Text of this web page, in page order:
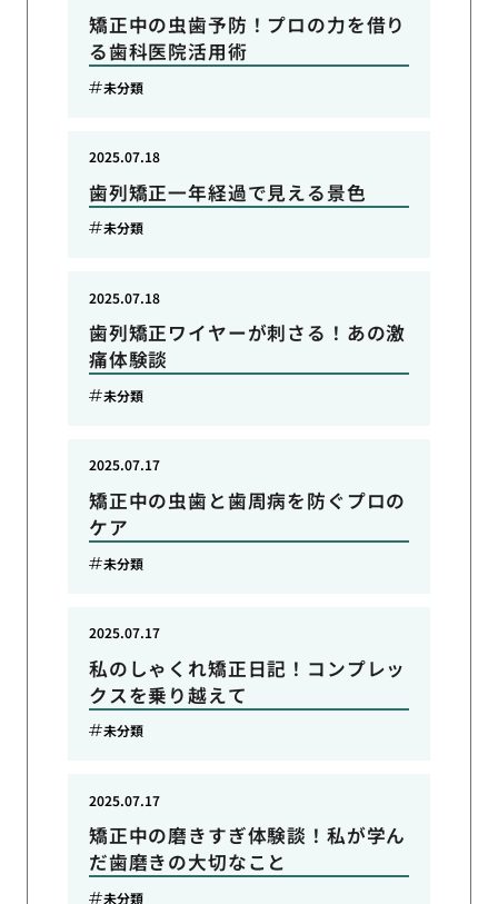
矯正中の虫歯予防！プロの力を借り
る歯科医院活用術
未分類
歯列矯正一年経過で見える景色
2025.07.18
未分類
歯列矯正ワイヤーが刺さる！あの激
痛体験談
2025.07.18
未分類
矯正中の虫歯と歯周病を防ぐプロの
ケア
2025.07.17
未分類
私のしゃくれ矯正日記！コンプレッ
クスを乗り越えて
2025.07.17
未分類
矯正中の磨きすぎ体験談！私が学ん
だ歯磨きの大切なこと
2025.07.17
未分類